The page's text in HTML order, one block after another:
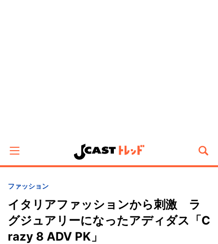
ファッション
イタリアファッションから刺激 ラ
グジュアリーになったアディダス「C
razy 8 ADV PK」